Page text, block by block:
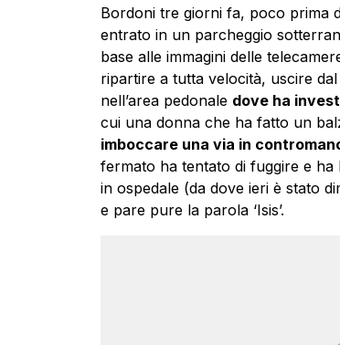
Bordoni tre giorni fa, poco prima
entrato in un parcheggio
base alle immagini delle
ripartire a tutta velocità, uscire
nell’area pedonale dove ha
cui una donna che ha fatto un
imboccare una via in
fermato ha tentato di fuggire e
in ospedale (da dove ieri è stato
e pare pure la parola ‘Isis’.